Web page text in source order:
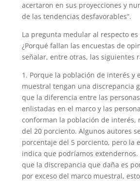
acertaron en sus proyecciones y
de las tendencias desfavorables”.
La pregunta medular al respecto
¿Porqué fallan las encuestas de
señalar, entre otras, las siguientes
1. Porque la población de interés y
muestral tengan una discrepancia
que la diferencia entre las
enlistadas en el marco y las
conforman la población de interés,
del 20 porciento. Algunos autores
porcentaje del 5 porciento, pero la
indica que podríamos extendernos.
que la discrepancia que daña es
por exceso del marco muestral,